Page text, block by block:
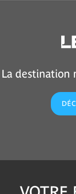
La destination